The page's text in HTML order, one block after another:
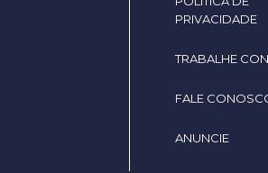
PRIVACIDADE
TRABALHE
FALE
ANUNCIE